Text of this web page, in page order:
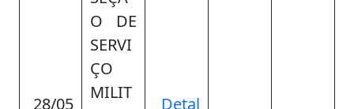
28/05
O DE
SERVI
ÇO
MILIT
Detal